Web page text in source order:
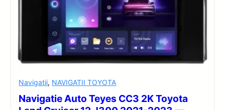
Navigatii, NAVIGATII TOYOTA
Navigatie Auto Teyes CC3 2K Toyota